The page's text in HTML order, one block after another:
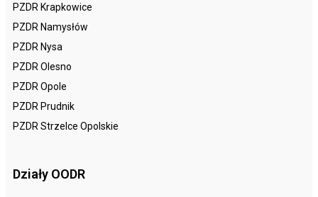
PZDR Krapkowice
PZDR Namysłów
PZDR Nysa
PZDR Olesno
PZDR Opole
PZDR Prudnik
PZDR Strzelce Opolskie
Działy OODR